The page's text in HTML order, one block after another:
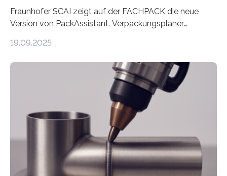
Fraunhofer SCAI zeigt auf der FACHPACK die neue
Version von PackAssistant. Verpackungsplaner
Automobil, Maschinenbau und in der Zulieferindustrie.
Teile als eine Einheit verpacken. Die Anordnung kann
der Benutzer vorgeben und erhält so mehr Kontrolle
über die Positionierung der Bauteile. Die ebenfalls neue
Automatisierungsschnittstelle dient dazu, die Software
besser in spezifische Unternehmensprozesse
einzubinden. Sankt Augustin – Zur Messe FACHPACK
vom 23. bis 25. September in Nürnberg…
19.09.2025